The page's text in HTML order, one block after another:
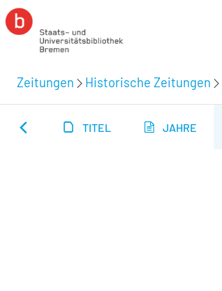
Zeitungen Historische Zeitungen
TITEL JAHRE